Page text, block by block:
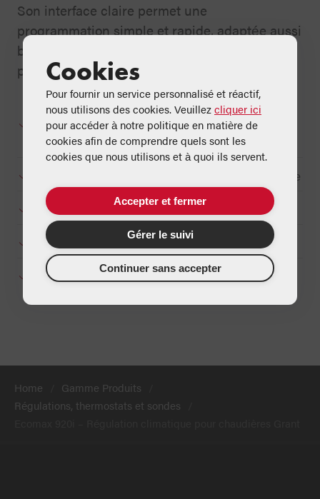
Son interface claire permet une
programmation simple et rapide, adaptée aussi
bien aux installations résidentielles qu’aux
projets tertiaires.
Régulation climatique pour circuit de chauffage
mélangé
Gestion du chauffage et de l’eau chaude sanitaire
Programmation horaire et hebdomadaire
Interface ergonomique et intuitive
Compatible avec chaudières Grant
Home
Gamme Produits
Régulations, thermostats et sondes
Cookies
Pour fournir un service personnalisé et réactif,
nous utilisons des cookies. Veuillezcliquer ici
pour accéder à notre politique en matière de
cookies afin de comprendre quels sont les
cookies que nous utilisons et à quoi ils servent.
Accepter et fermer
Gérer le suivi
Continuer sans accepter